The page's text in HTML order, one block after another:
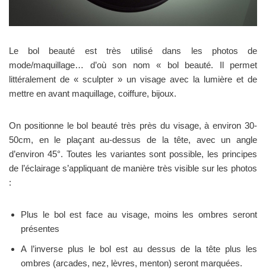
Le bol beauté est très utilisé dans les photos de
mode/maquillage… d’où son nom « bol beauté. Il permet
littéralement de « sculpter » un visage avec la lumière et de
mettre en avant maquillage, coiffure, bijoux.
On positionne le bol beauté très près du visage, à environ 30-
50cm, en le plaçant au-dessus de la tête, avec un angle
d’environ 45°. Toutes les variantes sont possible, les principes
de l’éclairage s’appliquant de manière très visible sur les photos
:
Plus le bol est face au visage, moins les ombres seront
présentes
A l’inverse plus le bol est au dessus de la tête plus les
ombres (arcades, nez, lèvres, menton) seront marquées.